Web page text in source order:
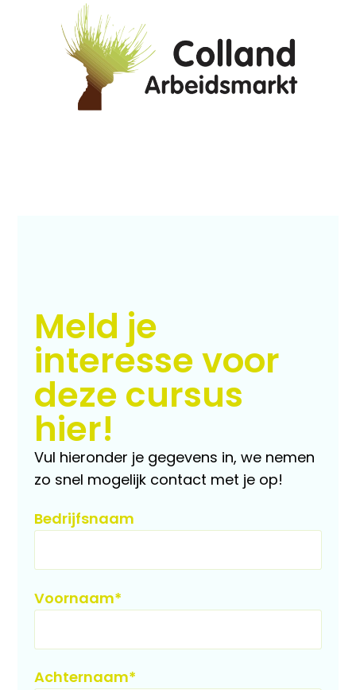
Meld je
interesse voor
deze cursus
hier!
Vul hieronder je gegevens in, we nemen
zo snel mogelijk contact met je op!
Bedrijfsnaam
Voornaam*
Achternaam*